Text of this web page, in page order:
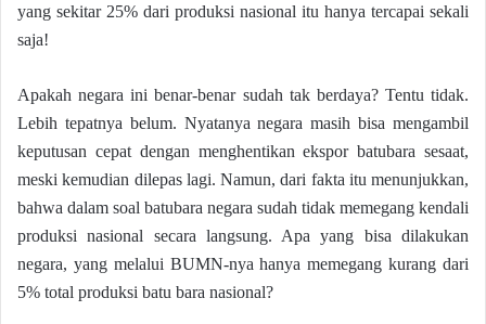
yang sekitar 25% dari produksi nasional itu hanya tercapai sekali
saja!
Apakah negara ini benar-benar sudah tak berdaya? Tentu tidak.
Lebih tepatnya belum. Nyatanya negara masih bisa mengambil
keputusan cepat dengan menghentikan ekspor batubara sesaat,
meski kemudian dilepas lagi. Namun, dari fakta itu menunjukkan,
bahwa dalam soal batubara negara sudah tidak memegang kendali
produksi nasional secara langsung. Apa yang bisa dilakukan
negara, yang melalui BUMN-nya hanya memegang kurang dari
5% total produksi batu bara nasional?